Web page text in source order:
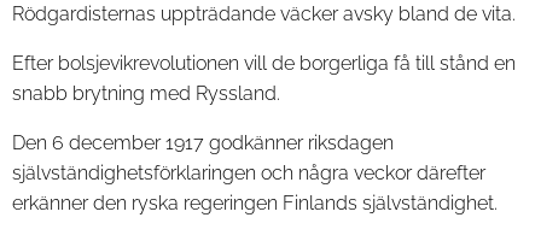
Rödgardisternas uppträdande väcker avsky bland de vita.
Efter bolsjevikrevolutionen vill de borgerliga få till stånd en
snabb brytning med Ryssland.
Den 6 december 1917 godkänner riksdagen
självständighetsförklaringen och några veckor därefter
erkänner den ryska regeringen Finlands självständighet.